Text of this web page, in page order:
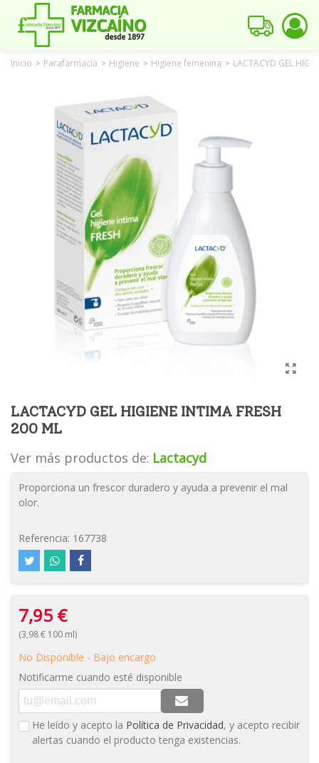
Inicio > Parafarmacia > Higiene > Higiene femenina > LACTACYD GEL
LACTACYD GEL HIGIENE INTIMA FRESH
200 ML
Ver más productos de: Lactacyd
Proporciona un frescor duradero y ayuda a prevenir el mal
olor.
Referencia: 167738
7,95 €
(3,98 € 100 ml)
No Disponible - Bajo encargo
Notificarme cuando esté disponible
He leído y acepto la Política de Privacidad, y acepto recibir
alertas cuando el producto tenga existencias.